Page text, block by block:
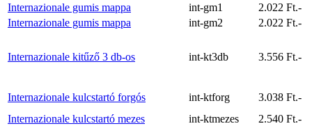
Internazionale gumis mappa
int-gm1
2.022 Ft.-
Internazionale gumis mappa
int-gm2 2.022 Ft.-
Internazionale kitűző 3 db-os int-kt3db 3.556 Ft.-
Internazionale kulcstartó forgós int-ktforg
3.038 Ft.-
Internazionale kulcstartó mezes
int-ktmezes
2.540 Ft.-